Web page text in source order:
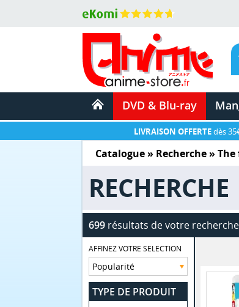
DVD & Blu-ray
LIVRAISON OFFERTEdès
Catalogue» Recherche »
RECHERCHE
699résultats de votre recherche
AFFINEZ VOTRE SELECTION
TYPE DE PRODUIT